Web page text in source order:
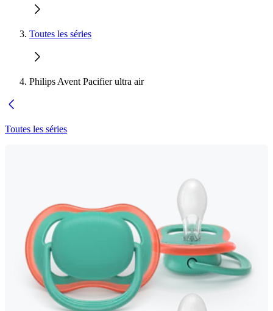
Toutes les séries
Philips Avent Pacifier ultra air
Toutes les séries